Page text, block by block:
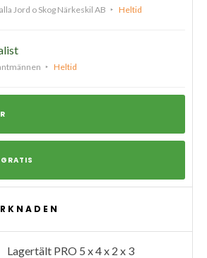
Jord o Skog Närkeskil AB Heltid
Heltid
Lagertält PRO 5 x 4 x 2 x 3